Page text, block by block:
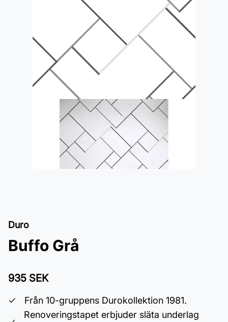
Duro
Buffo Grå
935 SEK
Från 10-gruppens Durokollektion 1981.
Renoveringstapet erbjuder släta underlag